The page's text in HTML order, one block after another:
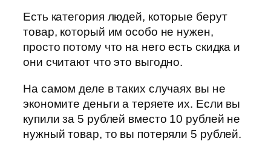
Есть категория людей, которые берут
товар, который им особо не нужен,
просто потому что на него есть скидка и
они считают что это выгодно.
На самом деле в таких случаях вы не
экономите деньги а теряете их. Если вы
купили за 5 рублей вместо 10 рублей не
нужный товар, то вы потеряли 5 рублей.